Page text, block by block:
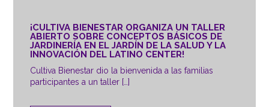
¡CULTIVA BIENESTAR ORGANIZA UN TALLER
ABIERTO SOBRE CONCEPTOS BÁSICOS DE
JARDINERÍA EN EL JARDÍN DE LA SALUD Y LA
INNOVACIÓN DEL LATINO CENTER!
Cultiva Bienestar dio la bienvenida a las familias
participantes a un taller […]